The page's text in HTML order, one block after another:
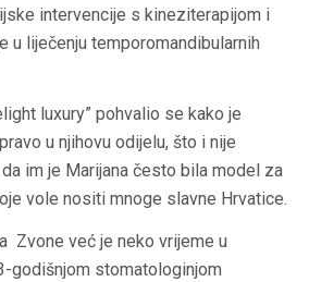
intervencije s kineziterapijom i
u liječenju temporomandibularnih
luxury” pohvalio se kako je
u njihovu odijelu, što i nije
im je Marijana često bila model za
vole nositi mnoge slavne Hrvatice.
Zvone već je neko vrijeme u
godišnjom stomatologinjom